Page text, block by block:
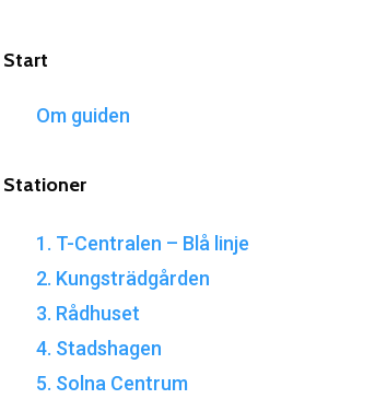
Start
Om guiden
Stationer
1. T-Centralen – Blå linje
2. Kungsträdgården
3. Rådhuset
4. Stadshagen
5. Solna Centrum